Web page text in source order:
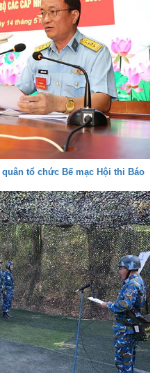
tổ chức Bế mạc Hội thi Báo